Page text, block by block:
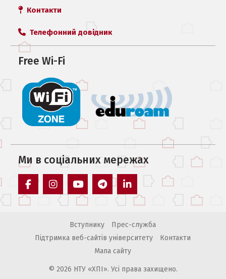
Контакти
Телефонний довідник
Free Wi-Fi
Ми в соцiальних мережах
facebook instagramyoutube telegram linkedin
Вступнику
Прес-служба
Підтримка веб-сайтів університету
Контакти
Мапа сайту
© 2026 НТУ «ХПІ». Усі права захищено.